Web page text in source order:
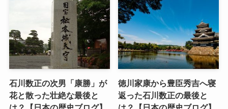
石川数正の次男「康勝」が
花と散った壮絶な最後と
徳川家康から豊臣秀吉へ寝
返った石川数正の最後と